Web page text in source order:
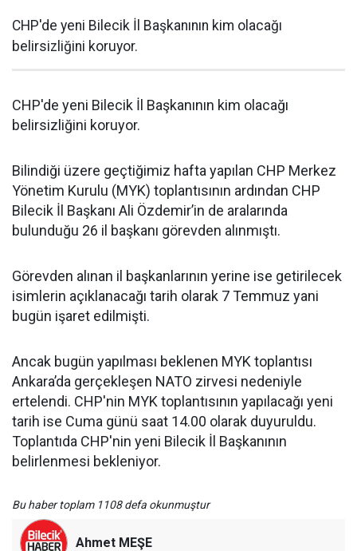
CHP'de yeni Bilecik İl Başkanının kim olacağı
belirsizliğini koruyor.
CHP'de yeni Bilecik İl Başkanının kim olacağı
belirsizliğini koruyor.
Bilindiği üzere geçtiğimiz hafta yapılan CHP Merkez
Yönetim Kurulu (MYK) toplantısının ardından CHP
Bilecik İl Başkanı Ali Özdemir’in de aralarında
bulunduğu 26 il başkanı görevden alınmıştı.
Görevden alınan il başkanlarının yerine ise getirilecek
isimlerin açıklanacağı tarih olarak 7 Temmuz yani
bugün işaret edilmişti.
Ancak bugün yapılması beklenen MYK toplantısı
Ankara’da gerçekleşen NATO zirvesi nedeniyle
ertelendi. CHP'nin MYK toplantısının yapılacağı yeni
tarih ise Cuma günü saat 14.00 olarak duyuruldu.
Toplantıda CHP'nin yeni Bilecik İl Başkanının
belirlenmesi bekleniyor.
Bu haber toplam 1108 defa okunmuştur
Ahmet MEŞE